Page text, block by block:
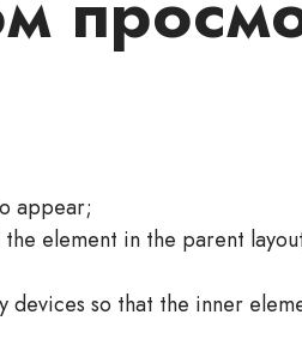
appear;
element in the parent
so that the inner